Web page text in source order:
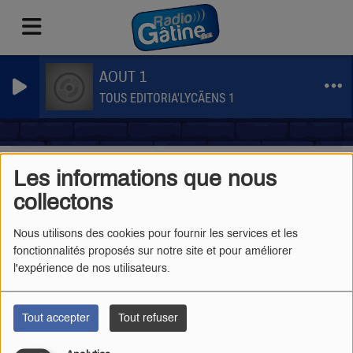
Les informations que nous
collectons
Nous utilisons des cookies pour fournir les services et les
fonctionnalités proposés sur notre site et pour améliorer
l'expérience de nos utilisateurs.
Tout accepter Tout refuser
AOUT 1
TOUS EDITORIA'LYCÃENS 1